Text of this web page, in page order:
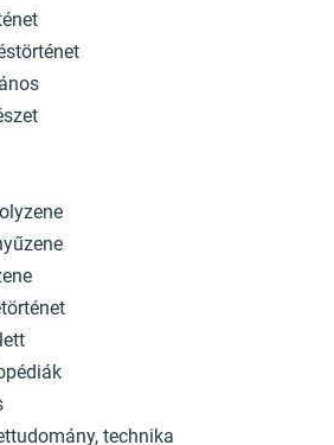
technika